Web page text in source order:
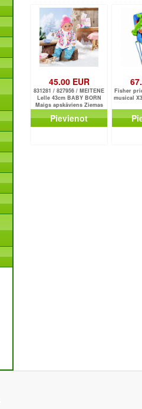
45.00 EUR
831281 / 827956 / MEITENE
Lelle 43cm BABY BORN
Maigs apskāviens Ziemas
mazulis ZAPF CREATION
NEW
Pievienot
Fisher
musical